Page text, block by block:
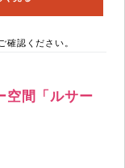
確認ください。
空間「ルサー